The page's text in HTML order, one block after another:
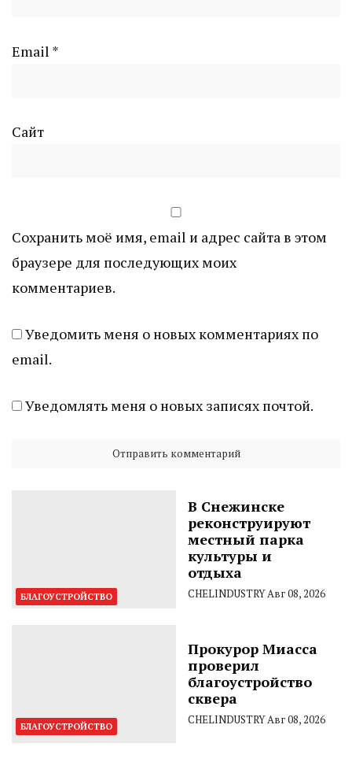
Email *
Сайт
Сохранить моё имя, email и адрес сайта в этом
браузере для последующих моих
комментариев.
Уведомить меня о новых комментариях по
email.
Уведомлять меня о новых записях почтой.
БЛАГОУСТРОЙСТВО
В Снежинске
реконструируют
местный парка
культуры и
отдыха
CHELINDUSTRYАвг 08, 2026
БЛАГОУСТРОЙСТВО
Прокурор Миасса
проверил
благоустройство
сквера
CHELINDUSTRYАвг 08, 2026